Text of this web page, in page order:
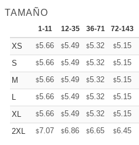
TAMAÑO
1-11 12-35 36-71 72-143
XS $5.66 $5.49 $5.32 $5.15
S
$5.66 $5.49 $5.32 $5.15
M
$5.66 $5.49 $5.32 $5.15
L
$5.66 $5.49 $5.32 $5.15
XL
$5.66 $5.49 $5.32 $5.15
2XL
$7.07 $6.86 $6.65 $6.45